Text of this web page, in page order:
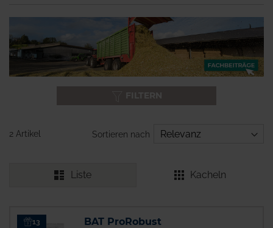
2 Artikel Sortieren nach
Liste Kacheln
13 BAT ProRobust